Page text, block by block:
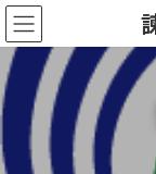
コ
ン
テ
ン
ツ
へ
ス
キ
ナ
ビ
ゲ
ー
シ
ョ
ン
に